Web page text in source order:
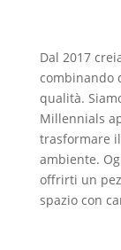
Dal 2017
combinando
qualità.
Millennials
trasformare
ambiente.
offrirti un
spazio con